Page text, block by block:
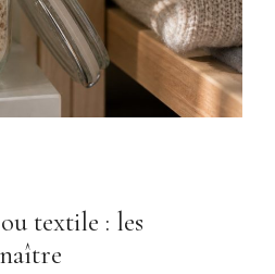
textile : les